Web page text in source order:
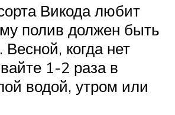
Викода любит
полив должен быть
когда нет
1-2 раза в
водой, утром или